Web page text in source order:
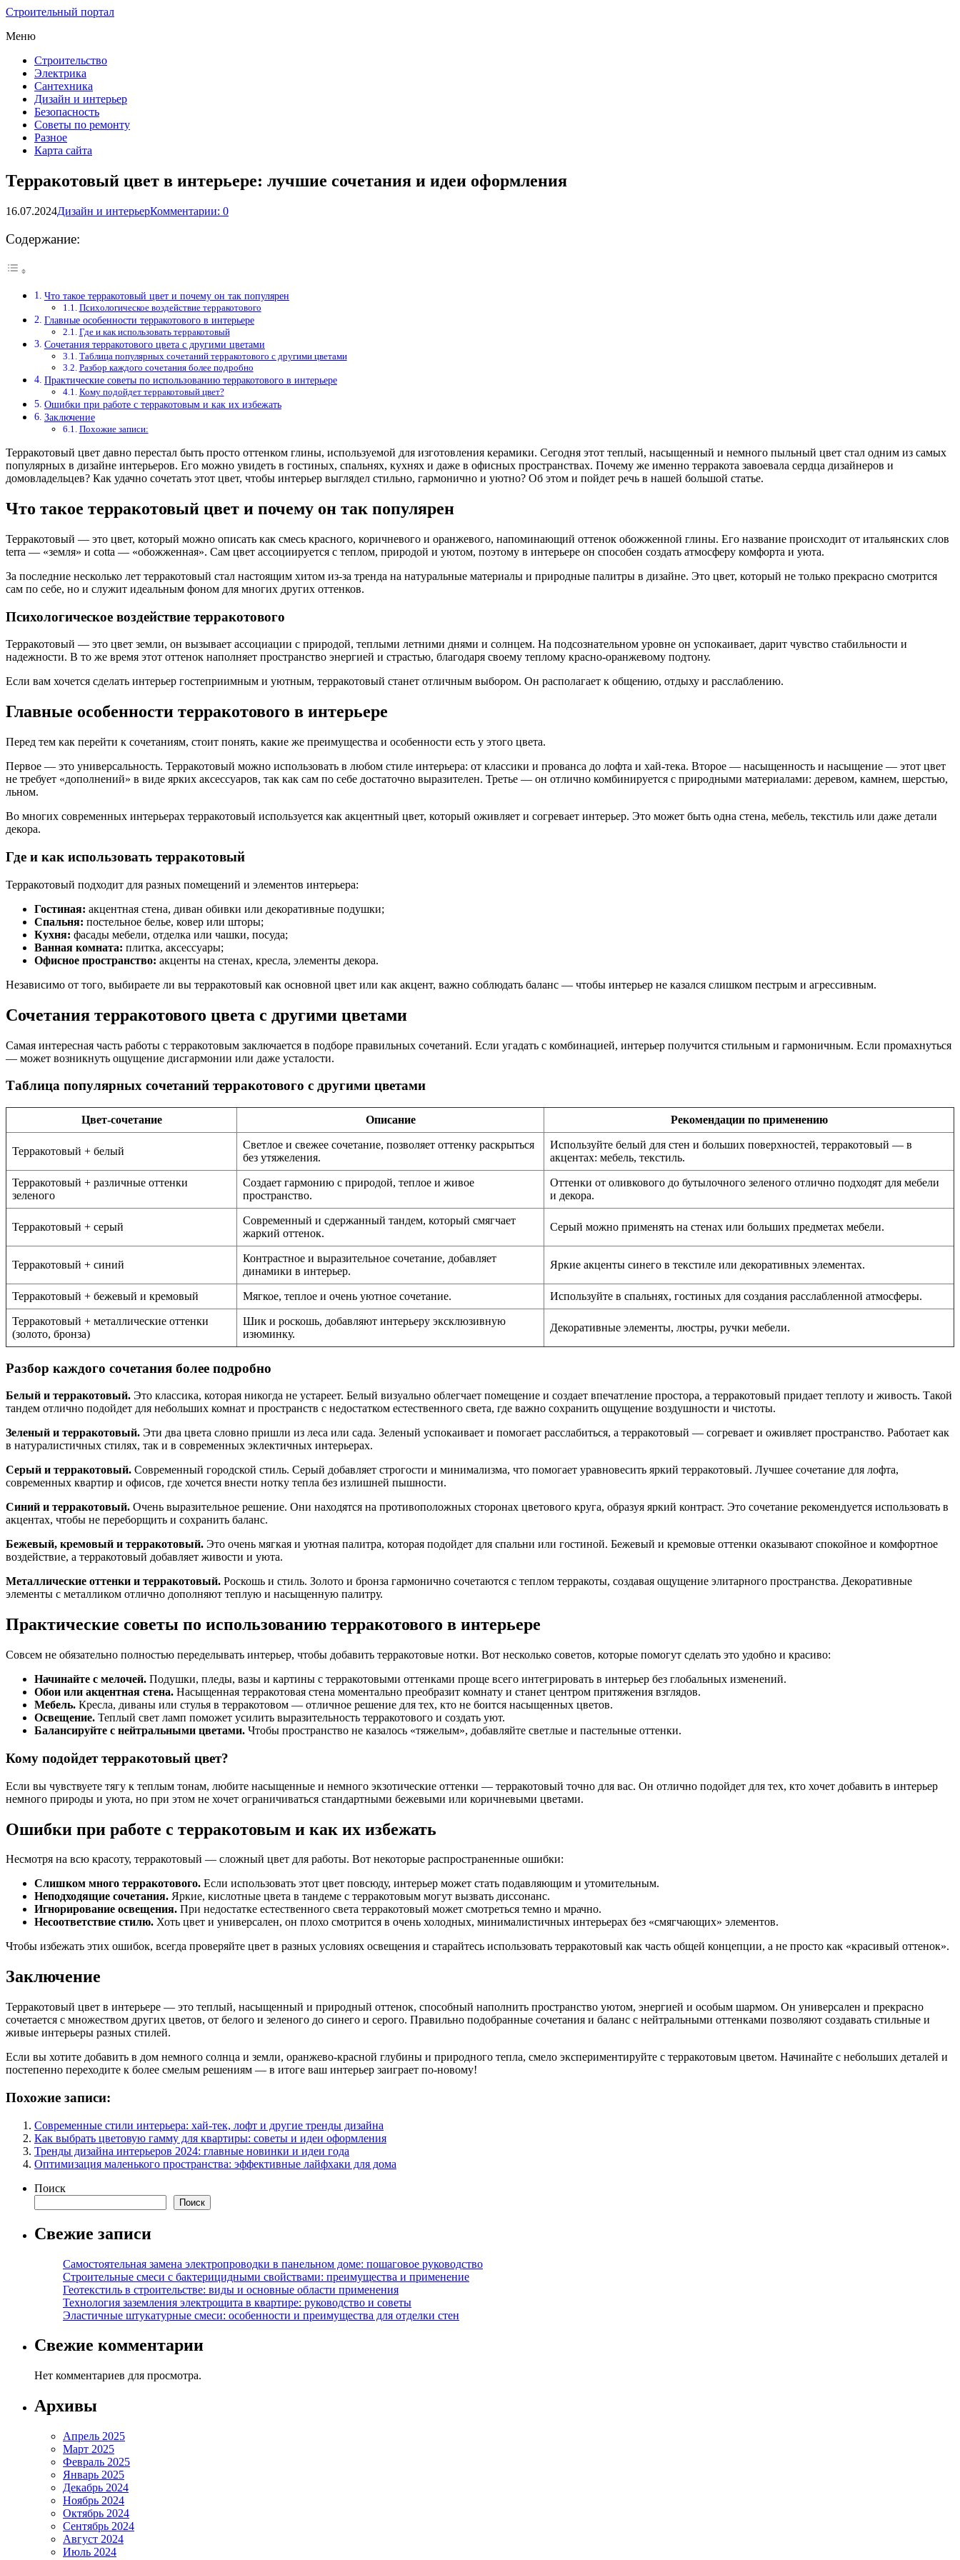
Строительный портал
Меню
Строительство
Электрика
Сантехника
Дизайн и интерьер
Безопасность
Советы по ремонту
Разное
Карта сайта
Терракотовый цвет в интерьере: лучшие сочетания и идеи оформления
16.07.2024Дизайн и интерьерКомментарии: 0
Содержание:
Что такое терракотовый цвет и почему он так популярен
Психологическое воздействие терракотового
Главные особенности терракотового в интерьере
Где и как использовать терракотовый
Сочетания терракотового цвета с другими цветами
Таблица популярных сочетаний терракотового с другими цветами
Разбор каждого сочетания более подробно
Практические советы по использованию терракотового в интерьере
Кому подойдет терракотовый цвет?
Ошибки при работе с терракотовым и как их избежать
Заключение
Похожие записи:
Терракотовый цвет давно перестал быть просто оттенком глины, используемой для изготовления керамики. Сегодня этот теплый, насыщенный и немного пыльный цвет стал одним из самых
популярных в дизайне интерьеров. Его можно увидеть в гостиных, спальнях, кухнях и даже в офисных пространствах. Почему же именно терракота завоевала сердца дизайнеров и
домовладельцев? Как удачно сочетать этот цвет, чтобы интерьер выглядел стильно, гармонично и уютно? Об этом и пойдет речь в нашей большой статье.
Что такое терракотовый цвет и почему он так популярен
Терракотовый — это цвет, который можно описать как смесь красного, коричневого и оранжевого, напоминающий оттенок обожженной глины. Его название происходит от итальянских слов
terra — «земля» и cotta — «обожженная». Сам цвет ассоциируется с теплом, природой и уютом, поэтому в интерьере он способен создать атмосферу комфорта и уюта.
За последние несколько лет терракотовый стал настоящим хитом из-за тренда на натуральные материалы и природные палитры в дизайне. Это цвет, который не только прекрасно смотрится
сам по себе, но и служит идеальным фоном для многих других оттенков.
Психологическое воздействие терракотового
Терракотовый — это цвет земли, он вызывает ассоциации с природой, теплыми летними днями и солнцем. На подсознательном уровне он успокаивает, дарит чувство стабильности и
надежности. В то же время этот оттенок наполняет пространство энергией и страстью, благодаря своему теплому красно-оранжевому подтону.
Если вам хочется сделать интерьер гостеприимным и уютным, терракотовый станет отличным выбором. Он располагает к общению, отдыху и расслаблению.
Главные особенности терракотового в интерьере
Перед тем как перейти к сочетаниям, стоит понять, какие же преимущества и особенности есть у этого цвета.
Первое — это универсальность. Терракотовый можно использовать в любом стиле интерьера: от классики и прованса до лофта и хай-тека. Второе — насыщенность и насыщение — этот цвет
не требует «дополнений» в виде ярких аксессуаров, так как сам по себе достаточно выразителен. Третье — он отлично комбинируется с природными материалами: деревом, камнем, шерстью,
льном.
Во многих современных интерьерах терракотовый используется как акцентный цвет, который оживляет и согревает интерьер. Это может быть одна стена, мебель, текстиль или даже детали
декора.
Где и как использовать терракотовый
Терракотовый подходит для разных помещений и элементов интерьера:
Гостиная: акцентная стена, диван обивки или декоративные подушки;
Спальня: постельное белье, ковер или шторы;
Кухня: фасады мебели, отделка или чашки, посуда;
Ванная комната: плитка, аксессуары;
Офисное пространство: акценты на стенах, кресла, элементы декора.
Независимо от того, выбираете ли вы терракотовый как основной цвет или как акцент, важно соблюдать баланс — чтобы интерьер не казался слишком пестрым и агрессивным.
Сочетания терракотового цвета с другими цветами
Самая интересная часть работы с терракотовым заключается в подборе правильных сочетаний. Если угадать с комбинацией, интерьер получится стильным и гармоничным. Если промахнуться
— может возникнуть ощущение дисгармонии или даже усталости.
Таблица популярных сочетаний терракотового с другими цветами
Цвет-сочетание Описание Рекомендации по применению
Терракотовый + белый
Светлое и свежее сочетание, позволяет оттенку раскрыться
без утяжеления.
Используйте белый для стен и больших поверхностей, терракотовый — в
акцентах: мебель, текстиль.
Терракотовый + различные оттенки
зеленого
Создает гармонию с природой, теплое и живое
пространство.
Оттенки от оливкового до бутылочного зеленого отлично подходят для мебели
и декора.
Терракотовый + серый
Современный и сдержанный тандем, который смягчает
жаркий оттенок.
Серый можно применять на стенах или больших предметах мебели.
Терракотовый + синий
Контрастное и выразительное сочетание, добавляет
динамики в интерьер.
Яркие акценты синего в текстиле или декоративных элементах.
Терракотовый + бежевый и кремовый Мягкое, теплое и очень уютное сочетание. Используйте в спальнях, гостиных для создания расслабленной атмосферы.
Терракотовый + металлические оттенки
(золото, бронза)
Шик и роскошь, добавляют интерьеру эксклюзивную
изюминку.
Декоративные элементы, люстры, ручки мебели.
Разбор каждого сочетания более подробно
Белый и терракотовый. Это классика, которая никогда не устареет. Белый визуально облегчает помещение и создает впечатление простора, а терракотовый придает теплоту и живость. Такой
тандем отлично подойдет для небольших комнат и пространств с недостатком естественного света, где важно сохранить ощущение воздушности и чистоты.
Зеленый и терракотовый. Эти два цвета словно пришли из леса или сада. Зеленый успокаивает и помогает расслабиться, а терракотовый — согревает и оживляет пространство. Работает как
в натуралистичных стилях, так и в современных эклектичных интерьерах.
Серый и терракотовый. Современный городской стиль. Серый добавляет строгости и минимализма, что помогает уравновесить яркий терракотовый. Лучшее сочетание для лофта,
современных квартир и офисов, где хочется внести нотку тепла без излишней пышности.
Синий и терракотовый. Очень выразительное решение. Они находятся на противоположных сторонах цветового круга, образуя яркий контраст. Это сочетание рекомендуется использовать в
акцентах, чтобы не переборщить и сохранить баланс.
Бежевый, кремовый и терракотовый. Это очень мягкая и уютная палитра, которая подойдет для спальни или гостиной. Бежевый и кремовые оттенки оказывают спокойное и комфортное
воздействие, а терракотовый добавляет живости и уюта.
Металлические оттенки и терракотовый. Роскошь и стиль. Золото и бронза гармонично сочетаются с теплом терракоты, создавая ощущение элитарного пространства. Декоративные
элементы с металликом отлично дополняют теплую и насыщенную палитру.
Практические советы по использованию терракотового в интерьере
Совсем не обязательно полностью переделывать интерьер, чтобы добавить терракотовые нотки. Вот несколько советов, которые помогут сделать это удобно и красиво:
Начинайте с мелочей. Подушки, пледы, вазы и картины с терракотовыми оттенками проще всего интегрировать в интерьер без глобальных изменений.
Обои или акцентная стена. Насыщенная терракотовая стена моментально преобразит комнату и станет центром притяжения взглядов.
Мебель. Кресла, диваны или стулья в терракотовом — отличное решение для тех, кто не боится насыщенных цветов.
Освещение. Теплый свет ламп поможет усилить выразительность терракотового и создать уют.
Балансируйте с нейтральными цветами. Чтобы пространство не казалось «тяжелым», добавляйте светлые и пастельные оттенки.
Кому подойдет терракотовый цвет?
Если вы чувствуете тягу к теплым тонам, любите насыщенные и немного экзотические оттенки — терракотовый точно для вас. Он отлично подойдет для тех, кто хочет добавить в интерьер
немного природы и уюта, но при этом не хочет ограничиваться стандартными бежевыми или коричневыми цветами.
Ошибки при работе с терракотовым и как их избежать
Несмотря на всю красоту, терракотовый — сложный цвет для работы. Вот некоторые распространенные ошибки:
Слишком много терракотового. Если использовать этот цвет повсюду, интерьер может стать подавляющим и утомительным.
Неподходящие сочетания. Яркие, кислотные цвета в тандеме с терракотовым могут вызвать диссонанс.
Игнорирование освещения. При недостатке естественного света терракотовый может смотреться темно и мрачно.
Несоответствие стилю. Хоть цвет и универсален, он плохо смотрится в очень холодных, минималистичных интерьерах без «смягчающих» элементов.
Чтобы избежать этих ошибок, всегда проверяйте цвет в разных условиях освещения и старайтесь использовать терракотовый как часть общей концепции, а не просто как «красивый оттенок».
Заключение
Терракотовый цвет в интерьере — это теплый, насыщенный и природный оттенок, способный наполнить пространство уютом, энергией и особым шармом. Он универсален и прекрасно
сочетается с множеством других цветов, от белого и зеленого до синего и серого. Правильно подобранные сочетания и баланс с нейтральными оттенками позволяют создавать стильные и
живые интерьеры разных стилей.
Если вы хотите добавить в дом немного солнца и земли, оранжево-красной глубины и природного тепла, смело экспериментируйте с терракотовым цветом. Начинайте с небольших деталей и
постепенно переходите к более смелым решениям — в итоге ваш интерьер заиграет по-новому!
Похожие записи:
Современные стили интерьера: хай-тек, лофт и другие тренды дизайна
Как выбрать цветовую гамму для квартиры: советы и идеи оформления
Тренды дизайна интерьеров 2024: главные новинки и идеи года
Оптимизация маленького пространства: эффективные лайфхаки для дома
Поиск
Поиск
Свежие записи
Самостоятельная замена электропроводки в панельном доме: пошаговое руководство
Строительные смеси с бактерицидными свойствами: преимущества и применение
Геотекстиль в строительстве: виды и основные области применения
Технология заземления электрощита в квартире: руководство и советы
Эластичные штукатурные смеси: особенности и преимущества для отделки стен
Свежие комментарии
Нет комментариев для просмотра.
Архивы
Апрель 2025
Март 2025
Февраль 2025
Январь 2025
Декабрь 2024
Ноябрь 2024
Октябрь 2024
Сентябрь 2024
Август 2024
Июль 2024